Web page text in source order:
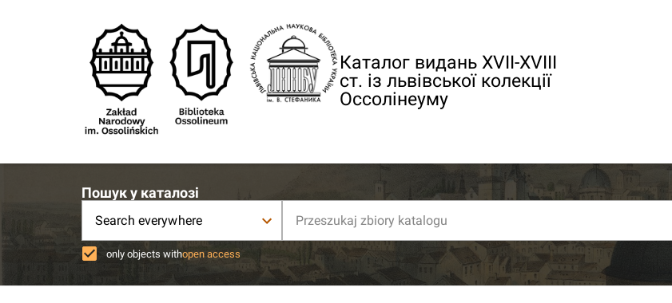
Каталог видань XVII-XVIII
ст. із львівської колекції
Оссолінеуму
Пошук у каталозі
Search everywhere
only objects withopen access